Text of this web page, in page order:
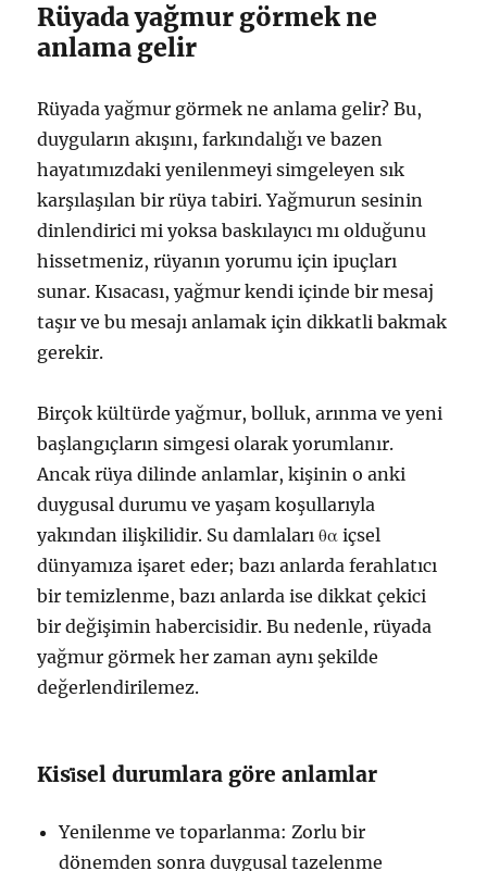
Rüyada yağmur görmek ne
anlama gelir
Rüyada yağmur görmek ne anlama gelir? Bu,
duyguların akışını, farkındalığı ve bazen
hayatımızdaki yenilenmeyi simgeleyen sık
karşılaşılan bir rüya tabiri. Yağmurun sesinin
dinlendirici mi yoksa baskılayıcı mı olduğunu
hissetmeniz, rüyanın yorumu için ipuçları
sunar. Kısacası, yağmur kendi içinde bir mesaj
taşır ve bu mesajı anlamak için dikkatli bakmak
gerekir.
Birçok kültürde yağmur, bolluk, arınma ve yeni
başlangıçların simgesi olarak yorumlanır.
Ancak rüya dilinde anlamlar, kişinin o anki
duygusal durumu ve yaşam koşullarıyla
yakından ilişkilidir. Su damlaları θα içsel
dünyamıza işaret eder; bazı anlarda ferahlatıcı
bir temizlenme, bazı anlarda ise dikkat çekici
bir değişimin habercisidir. Bu nedenle, rüyada
yağmur görmek her zaman aynı şekilde
değerlendirilemez.
Kisi̇sel durumlara göre anlamlar
Yenilenme ve toparlanma: Zorlu bir
dönemden sonra duygusal tazelenme